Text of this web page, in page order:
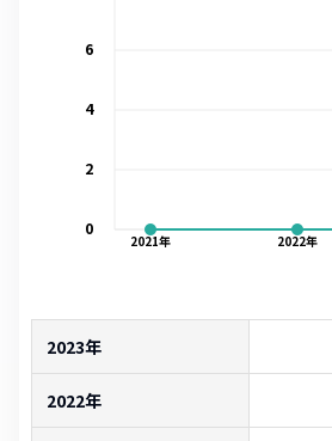
2021年 2022年
0
2
4
6
2023年
2022年